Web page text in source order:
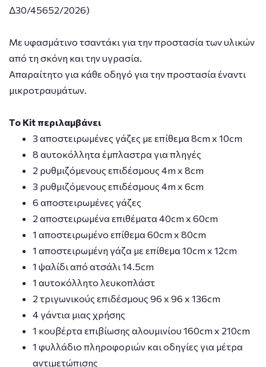
Δ30/45652/2026)
Με υφασμάτινο τσαντάκι για την προστασία των υλικών
από τη σκόνη και την υγρασία.
Απαραίτητο για κάθε οδηγό για την προστασία έναντι
μικροτραυμάτων.
Το Kit περιλαμβάνει
3 αποστειρωμένες γάζες με επίθεμα 8cm x 10cm
8 αυτοκόλλητα έμπλαστρα για πληγές
2 ρυθμιζόμενους επιδέσμους 4m x 8cm
3 ρυθμιζόμενους επιδέσμους 4m x 6cm
6 αποστειρωμένες γάζες
2 αποστειρωμένα επιθέματα 40cm x 60cm
1 αποστειρωμένο επίθεμα 60cm x 80cm
1 αποστειρωμένη γάζα με επίθεμα 10cm x 12cm
1 ψαλίδι από ατσάλι 14.5cm
1 αυτοκόλλητο λευκοπλάστ
2 τριγωνικούς επιδέσμους 96 x 96 x 136cm
4 γάντια μιας χρήσης
1 κουβέρτα επιβίωσης αλουμινίου 160cm x 210cm
1 φυλλάδιο πληροφοριών και οδηγίες για μέτρα
αντιμετώπισης